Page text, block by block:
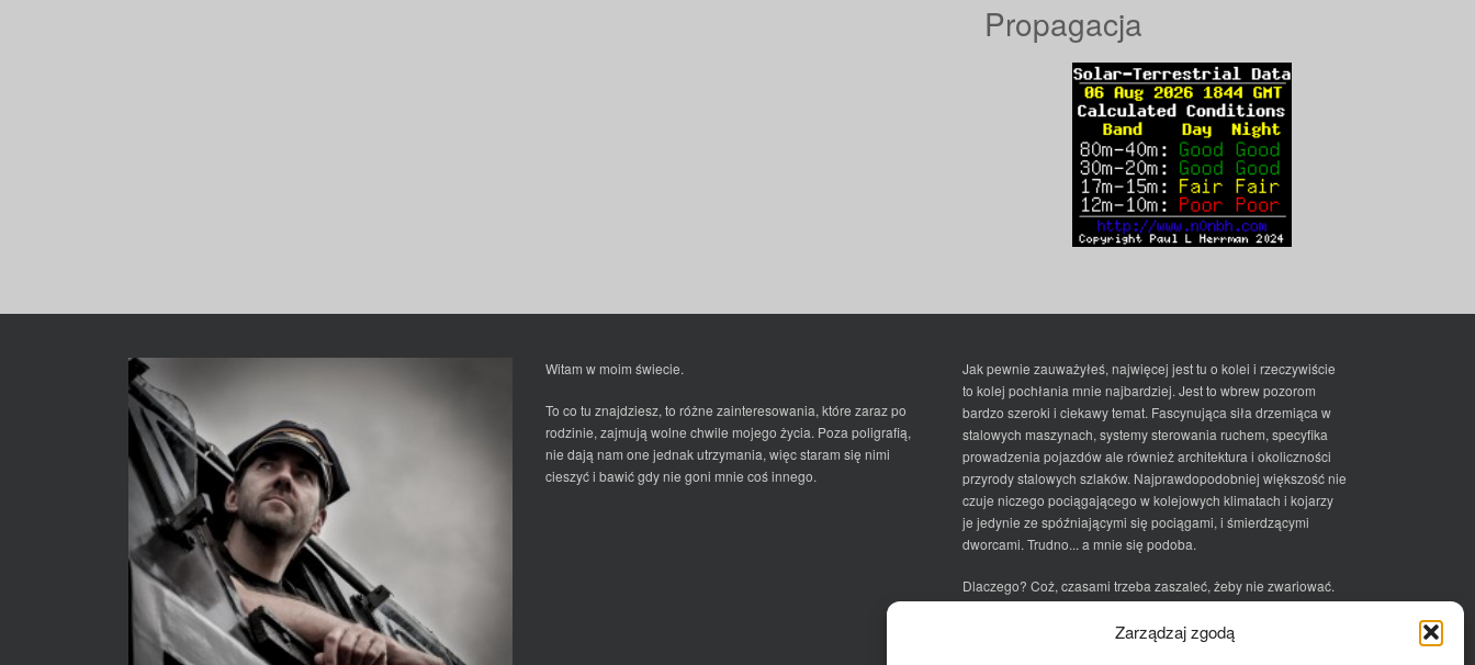
Zarządzaj zgodą
Propagacja
Witam w moim świecie.
To co tu znajdziesz, to różne zainteresowania, które zaraz po
rodzinie, zajmują wolne chwile mojego życia. Poza poligrafią,
nie dają nam one jednak utrzymania, więc staram się nimi
cieszyć i bawić gdy nie goni mnie coś innego.
Jak pewnie zauważyłeś, najwięcej jest tu o kolei i rzeczywiście
to kolej pochłania mnie najbardziej. Jest to wbrew pozorom
bardzo szeroki i ciekawy temat. Fascynująca siła drzemiąca w
stalowych maszynach, systemy sterowania ruchem, specyfika
prowadzenia pojazdów ale również architektura i okoliczności
przyrody stalowych szlaków. Najprawdopodobniej większość nie
czuje niczego pociągającego w kolejowych klimatach i kojarzy
je jedynie ze spóźniającymi się pociągami, i śmierdzącymi
dworcami. Trudno... a mnie się podoba.
Dlaczego? Coż, czasami trzeba zaszaleć, żeby nie zwariować.